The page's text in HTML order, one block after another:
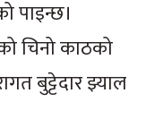
पाइन्छ।
चिनो काठको
बुट्टेदार झ्याल